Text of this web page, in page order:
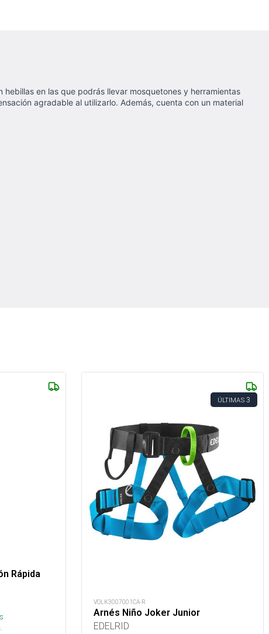
en las que podrás llevar mosquetones y herramientas
agradable al utilizarlo. Además, cuenta con un material
Rápida
ÚLTIMAS 3
VOLK3007001CA-R
Arnés Niño Joker Junior
EDELRID